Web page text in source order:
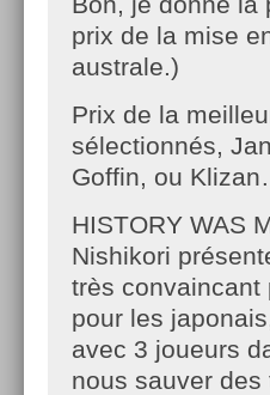
prix de la mise
australe.)
Prix de la
sélectionnés,
Goffin, ou
HISTORY WAS
Nishikori
très convaincant
pour les
avec 3 joueurs
nous sauver